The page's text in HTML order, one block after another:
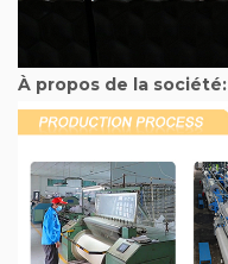
À propos de la société: